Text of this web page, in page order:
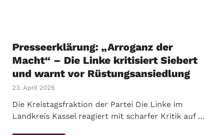
Presseerklärung: „Arroganz der
Macht“ – Die Linke kritisiert Siebert
und warnt vor Rüstungsansiedlung
23. April 2026
Die Kreistagsfraktion der Partei Die Linke im
Landkreis Kassel reagiert mit scharfer Kritik auf …